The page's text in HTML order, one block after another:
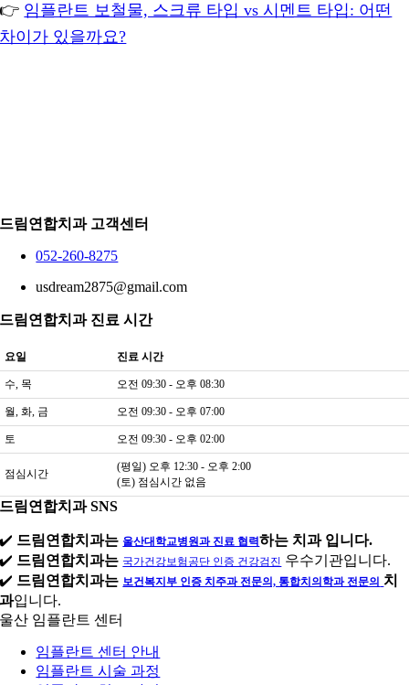
👉 임플란트 보철물, 스크류 타입 vs 시멘트 타입: 어떤
차이가 있을까요?
드림연합치과 고객센터
052-260-8275
usdream2875@gmail.com
드림연합치과 진료 시간
요일 진료 시간
수, 목 오전 09:30 - 오후 08:30
월, 화, 금 오전 09:30 - 오후 07:00
토 오전 09:30 - 오후 02:00
점심시간
(평일) 오후 12:30 - 오후 2:00
(토) 점심시간 없음
드림연합치과 SNS
✔️ 드림연합치과는 울산대학교병원과 진료 협력하는 치과 입니다.
✔️ 드림연합치과는 국가건강보험공단 인증 건강검진 우수기관입니다.
✔️ 드림연합치과는 보건복지부 인증 치주과 전문의, 통합치의학과 전문의 치
과입니다.
울산 임플란트 센터
임플란트 센터 안내
임플란트 시술 과정